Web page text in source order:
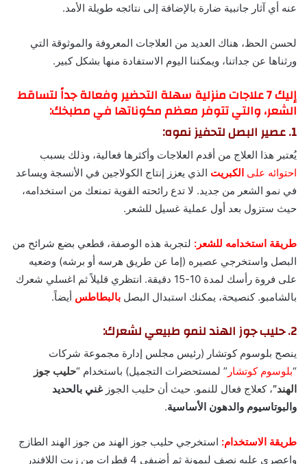
عنه أي آثار جانبية ضارة بالإضافة إلى نتائجه طويلة الأمد.
لحسن الحظ، هناك العديد من العلاجات المعروفة والموثوقة التي
ورثناها عن جداتنا، ويمكننا اليوم الاستفادة منها بشكل كبير.
إليك 7 علاجات منزلية سهلة التحضير وفعالة جداً لتساقط
الشعر، والتي تتوفر معظم مكوناتها في مطبخك:
1. عصير البصل لتحفيز نموه:
يُعتبر هذا العلاج من أقدم العلاجات وأكثرها فعالية، وذلك بسبب
احتوائه على الكبريت الذي يعزز إنتاج الكولاجين في الأنسجة ويساعد
في نمو الشعر من جديد. لا تدع رائحته القوية تمنعك من استخدامه،
حيث ستزول بعد أول عملية غسيل للشعر.
طريقة استخدامه للشعر: لتجربة هذه الوصفة، قطعي بضع شرائح من
البصل واستخرجي عصيره (إما عن طريق هرسه أو برشه) وضعيه
على فروة رأسك لمدة 10-15 دقيقة. انتظري قليلاً ثم اغسلي شعرك
بالشامبو. كنصيحة، يمكنك استبدال البصل بالبطاطس أيضاً.
2. حليب جوز الهند لنمو طبيعي لشعرك:
ينصح بلوسوم كوتشار (رئيس مجلس إدارة مجموعة شركات
“بلوسوم كوتشار ” لمستحضرات التجميل) باستخدام “حليب جوز
الهند”، كعلاج فعال للنمو. حيث أن حليب الجوز غني بالحديد
والبوتاسيوم والدهون الأساسية.
طريقة الاستخدام: استخرجي حليب جوز الهند من جوز الهند الطازج
واعصري عليه نصف ليمونة ثم أضيفي 4 قطرات من زيت اللافندر